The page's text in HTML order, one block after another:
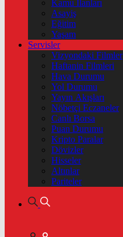
Kamu İlanları
Asayiş
Eğitim
Yaşam
Servisler
Vizyondaki Filmler
Haftanin Filmleri
Hava Durumu
Yol Durumu
Yayın Akışları
Nöbetçi Eczaneler
Canlı Borsa
Puan Durumu
Kripto Paralar
Dövizler
Hisseler
Altınlar
Pariteler